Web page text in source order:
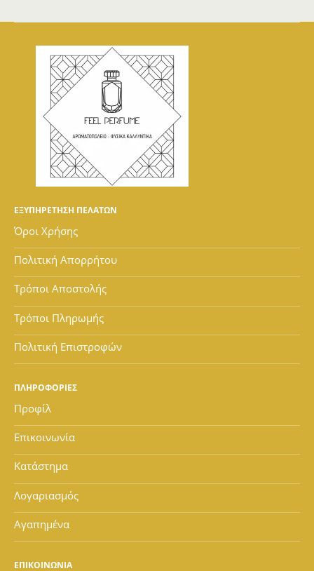
ΕΞΥΠΗΡΕΤΗΣΗ ΠΕΛΑΤΩΝ
Όροι Χρήσης
Πολιτική Απορρήτου
Τρόποι Αποστολής
Τρόποι Πληρωμής
Πολιτική Επιστροφών
ΠΛΗΡΟΦΟΡΙΕΣ
Προφίλ
Επικοινωνία
Κατάστημα
Λογαριασμός
Αγαπημένα
ΕΠΙΚΟΙΝΩΝΙΑ